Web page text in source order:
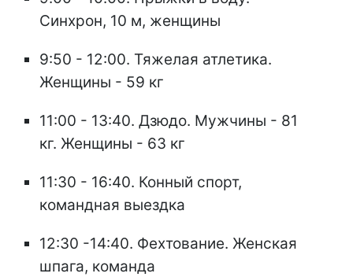
Синхрон, 10 м, женщины
9:50 - 12:00. Тяжелая атлетика.
Женщины - 59 кг
11:00 - 13:40. Дзюдо. Мужчины - 81
кг. Женщины - 63 кг
11:30 - 16:40. Конный спорт,
командная выездка
12:30 -14:40. Фехтование. Женская
шпага, команда